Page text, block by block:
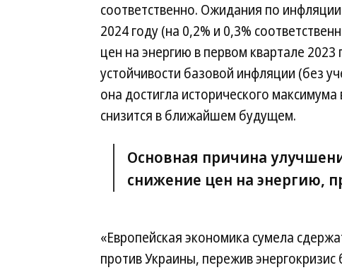
соответственно. Ожидания по
2024 году (на 0,2% и 0,3%
цен на энергию в первом квартале
устойчивости базовой инфляции (без
она достигла исторического
снизится в ближайшем будущем.
Основная причина
снижение цен на энергию,
«Европейская экономика сумела
против Украины, пережив